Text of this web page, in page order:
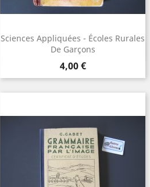
Sciences Appliquées - Écoles Rurales
De Garçons
Prix
4,00 €
Aperçu rapide